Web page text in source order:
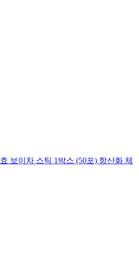
보이차 스틱 1박스 (50포) 항산화 체